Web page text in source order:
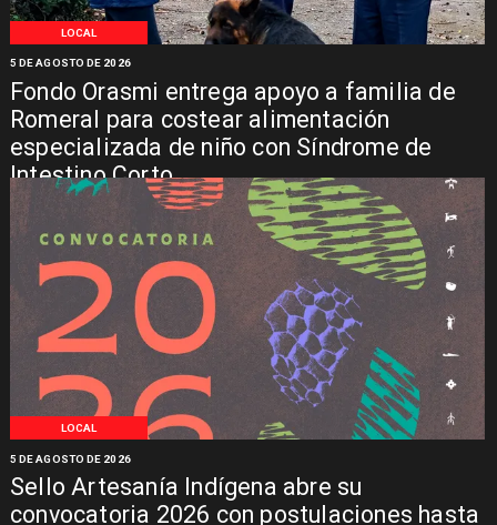
LOCAL
Fondo Orasmi entrega apoyo a familia de
Romeral para costear alimentación
especializada de niño con Síndrome de
Intestino Corto
5 DE AGOSTO DE 2026
LOCAL
Sello Artesanía Indígena abre su
convocatoria 2026 con postulaciones hasta
5 DE AGOSTO DE 2026